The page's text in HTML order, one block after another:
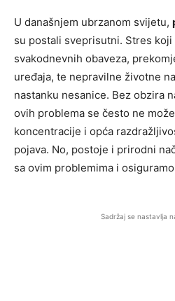
U današnjem ubrzanom svijetu,
su postali sveprisutni. Stres
svakodnevnih obaveza,
uređaja, te nepravilne životne
nastanku nesanice. Bez obzira
ovih problema se često ne
koncentracije i opća
pojava. No, postoje i prirodni
sa ovim problemima i
Sadržaj se nastavlja